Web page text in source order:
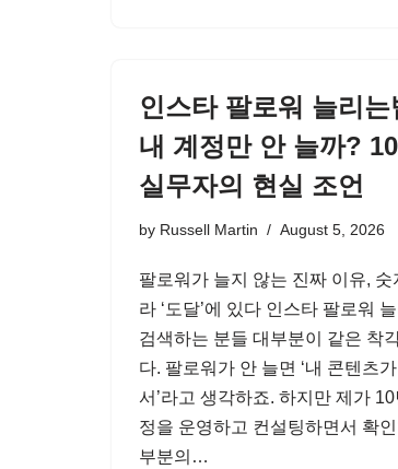
인스타 팔로워 늘리는
내 계정만 안 늘까?
실무자의 현실 조언
by Russell Martin August 5, 2026
팔로워가 늘지 않는 진짜 이유, 숫
라 ‘도달’에 있다 인스타 팔로워
검색하는 분들 대부분이 같은 착
다. 팔로워가 안 늘면 ‘내 콘텐츠
서’라고 생각하죠. 하지만 제가 10
정을 운영하고 컨설팅하면서 확인
부분의…